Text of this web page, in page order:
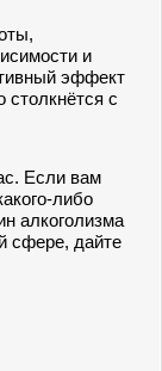
и
эффект
с
Если вам
либо
алкоголизма
сфере, дайте